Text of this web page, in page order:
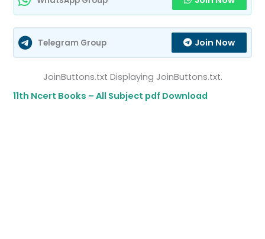
Telegram Group Join Now
JoinButtons.txt Displaying JoinButtons.txt.
11th Ncert Books – All Subject pdf Download